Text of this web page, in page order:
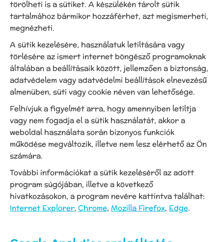
törölheti is a sütiket. A készülékén tárolt sütik
tartalmához bármikor hozzáférhet, azt megismerheti,
megnézheti.
A sütik kezelésére, használatuk letiltására vagy
törlésére az ismert internet böngésző programoknak
általában a beállításaik között, jellemzően a biztonság,
adatvédelem vagy adatvédelmi beállítások elnevezésű
almenüben, süti vagy cookie néven van lehetősége.
Felhívjuk a figyelmét arra, hogy amennyiben letiltja
vagy nem fogadja el a sütik használatát, akkor a
weboldal használata során bizonyos funkciók
működése megváltozik, illetve nem lesz elérhető az Ön
számára.
További információkat a sütik kezeléséről az adott
program súgójában, illetve a következő
hivatkozásokon, a program nevére kattintva találhat:
Internet Explorer, Chrome, Mozilla Firefox, Edge.